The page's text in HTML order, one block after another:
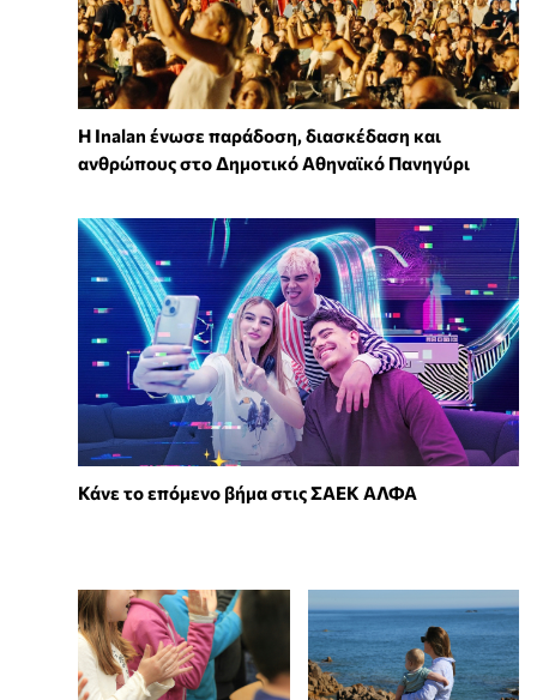
Η Inalan ένωσε παράδοση, διασκέδαση και
ανθρώπους στο Δημοτικό Αθηναϊκό Πανηγύρι
Κάνε το επόμενο βήμα στις ΣΑΕΚ ΑΛΦΑ